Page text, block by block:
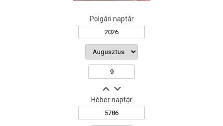
Polgári naptár
Héber naptár